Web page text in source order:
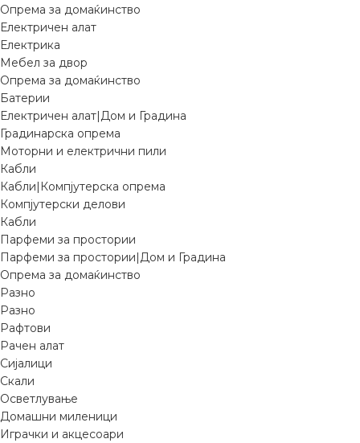
Опрема за домаќинство
Електричен алат
Електрика
Мебел за двор
Опрема за домаќинство
Батерии
Електричен алат|Дом и Градина
Градинарска опрема
Моторни и електрични пили
Кабли
Кабли|Компјутерска опрема
Компјутерски делови
Кабли
Парфеми за простории
Парфеми за простории|Дом и Градина
Опрема за домаќинство
Разно
Разно
Рафтови
Рачен алат
Сијалици
Скали
Осветлување
Домашни миленици
Играчки и акцесоари